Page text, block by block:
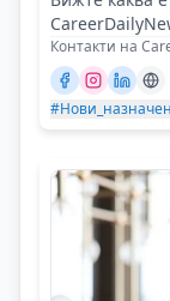
Контакти на